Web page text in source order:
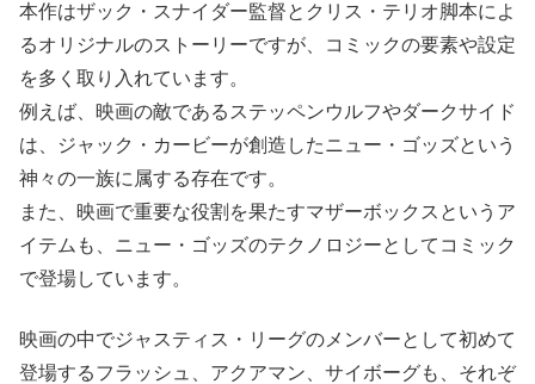
本作はザック・スナイダー監督とクリス・テリオ脚本によ
るオリジナルのストーリーですが、コミックの要素や設定
を多く取り入れています。
例えば、映画の敵であるステッペンウルフやダークサイド
は、ジャック・カービーが創造したニュー・ゴッズという
神々の一族に属する存在です。
また、映画で重要な役割を果たすマザーボックスというア
イテムも、ニュー・ゴッズのテクノロジーとしてコミック
で登場しています。
映画の中でジャスティス・リーグのメンバーとして初めて
登場するフラッシュ、アクアマン、サイボーグも、それぞ